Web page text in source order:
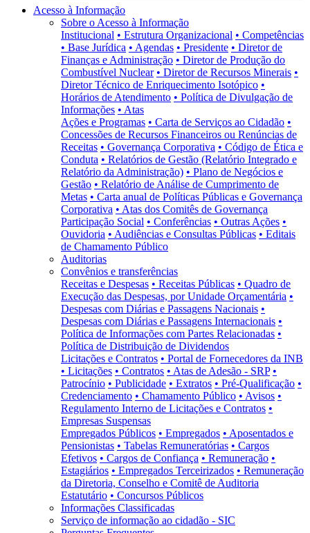
Acesso à Informação
Sobre o Acesso à Informação
Institucional • Estrutura Organizacional • Competências
• Base Jurídica • Agendas • Presidente • Diretor de
Finanças e Administração • Diretor de Produção do
Combustível Nuclear • Diretor de Recursos Minerais •
Diretor Técnico de Enriquecimento Isotópico •
Horários de Atendimento • Política de Divulgação de
Informações • Atas
Ações e Programas • Carta de Serviços ao Cidadão •
Concessões de Recursos Financeiros ou Renúncias de
Receitas • Governança Corporativa • Código de Ética e
Conduta • Relatórios de Gestão (Relatório Integrado e
Relatório da Administração) • Plano de Negócios e
Gestão • Relatório de Análise de Cumprimento de
Metas • Carta anual de Políticas Públicas e Governança
Corporativa • Atas dos Comitês de Governança
Participação Social • Conferências • Outras Ações •
Ouvidoria • Audiências e Consultas Públicas • Editais
de Chamamento Público
Auditorias
Convênios e transferências
Receitas e Despesas • Receitas Públicas • Quadro de
Execução das Despesas, por Unidade Orçamentária •
Despesas com Diárias e Passagens Nacionais •
Despesas com Diárias e Passagens Internacionais •
Política de Informações com Partes Relacionadas •
Política de Distribuição de Dividendos
Licitações e Contratos • Portal de Fornecedores da INB
• Licitações • Contratos • Atas de Adesão - SRP •
Patrocínio • Publicidade • Extratos • Pré-Qualificação •
Credenciamento • Chamamento Público • Avisos •
Regulamento Interno de Licitações e Contratos •
Empresas Suspensas
Empregados Públicos • Empregados • Aposentados e
Pensionistas • Tabelas Remuneratórias • Cargos
Efetivos • Cargos de Confiança • Remuneração •
Estagiários • Empregados Terceirizados • Remuneração
da Diretoria, Conselho e Comitê de Auditoria
Estatutário • Concursos Públicos
Informações Classificadas
Serviço de informação ao cidadão - SIC